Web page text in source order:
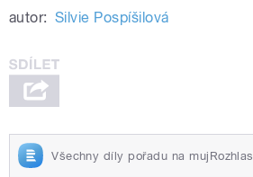
autor: Silvie Pospíšilová
Všechny díly pořadu na mujRozhlas